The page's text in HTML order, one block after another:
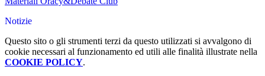
Notizie
Questo sito o gli strumenti terzi da questo utilizzati si avvalgono di
cookie necessari al funzionamento ed utili alle finalità illustrate nella
COOKIE POLICY.